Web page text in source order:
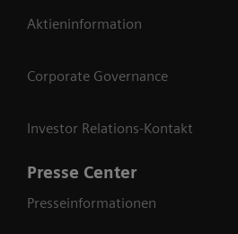
Aktieninformation
Corporate Governance
Investor Relations-Kontakt
Presse Center
Presseinformationen